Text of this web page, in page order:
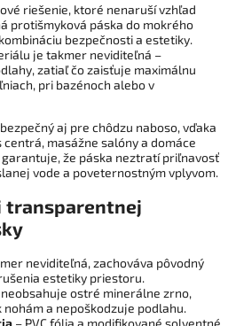
riešenie, ktoré nenaruší vzhľad
protišmyková páska do mokrého
bezpečnosti a estetiky.
je takmer neviditeľná –
zatiaľ čo zaisťuje maximálnu
pri bazénoch alebo v
aj pre chôdzu naboso, vďaka
masážne salóny a domáce
garantuje, že páska neztratí priľnavosť
vode a poveternostným vplyvom.
transparentnej
neviditeľná, zachováva pôvodný
estetiky priestoru.
neobsahuje ostré minerálne zrno,
a nepoškodzuje podlahu.
– PVC fólia a modifikované solventné